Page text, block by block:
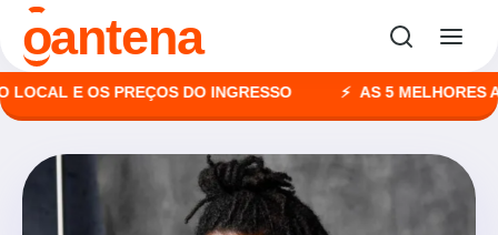
oantena
E OS PREÇOS DO INGRESSO AS 5 MELHORES